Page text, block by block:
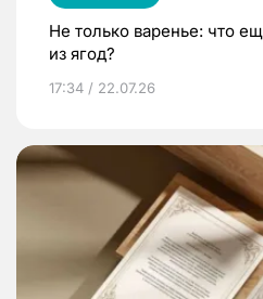
Не только варенье: что
из ягод?
17:34 / 22.07.26